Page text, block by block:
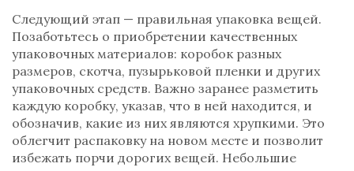
Следующий этап — правильная упаковка вещей.
Позаботьтесь о приобретении качественных
упаковочных материалов: коробок разных
размеров, скотча, пузырьковой пленки и других
упаковочных средств. Важно заранее разметить
каждую коробку, указав, что в ней находится, и
обозначив, какие из них являются хрупкими. Это
облегчит распаковку на новом месте и позволит
избежать порчи дорогих вещей. Небольшие